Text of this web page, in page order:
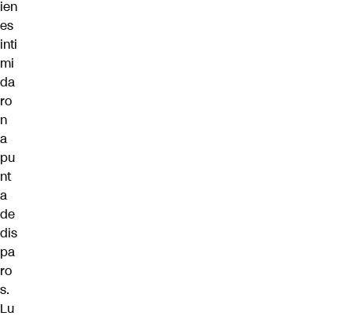
ien
es
inti
mi
da
ro
n
a
pu
nt
a
de
dis
pa
ro
s.
Lu